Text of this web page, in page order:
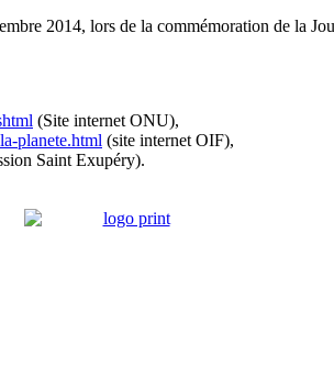
2014, lors de la commémoration de la
(Site internet ONU),
planete.html (site internet OIF),
Saint Exupéry).